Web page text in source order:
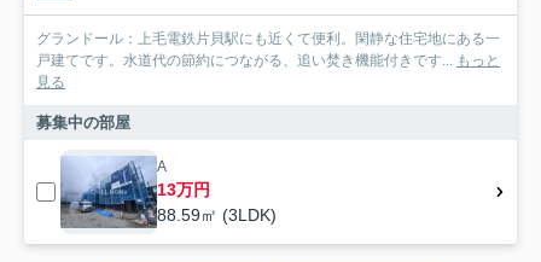
グランドール：上毛電鉄片貝駅にも近くて便利。閑静な住宅地にある一
戸建てです。水道代の節約につながる、追い焚き機能付きです... もっと
見る
募集中の部屋
A
13万円
88.59㎡ (3LDK)